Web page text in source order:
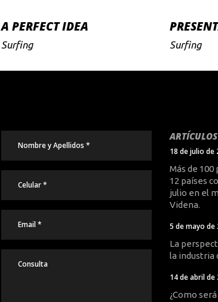
A PERFECT IDEA
Surfing Surfing
18 de julio de
Más de
12 países
julio en el
Videna.
5 de mayo de
La
la industria
14 de abril de
¿Como